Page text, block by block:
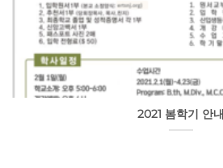
2021 봄학기 안내